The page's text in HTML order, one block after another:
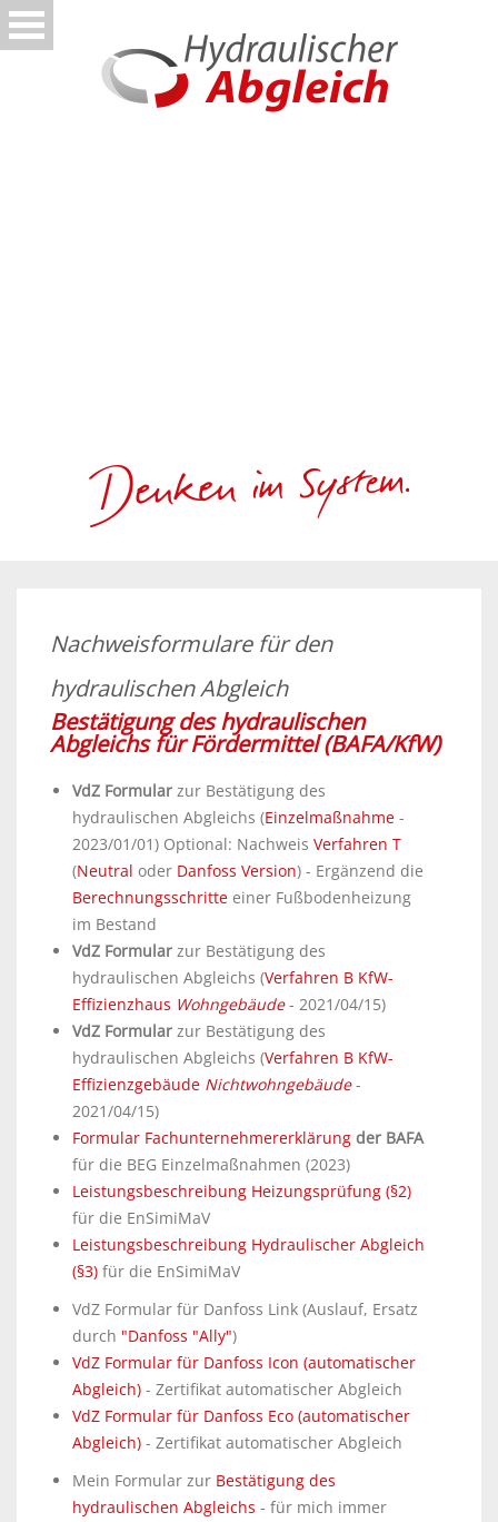
Nachweisformulare für den
hydraulischen Abgleich
Bestätigung des hydraulischen
Abgleichs für Fördermittel (BAFA/KfW)
VdZ Formular zur Bestätigung des
hydraulischen Abgleichs (Einzelmaßnahme -
2023/01/01) Optional: Nachweis Verfahren T
(Neutral oder Danfoss Version) - Ergänzend die
Berechnungsschritte einer Fußbodenheizung
im Bestand
VdZ Formular zur Bestätigung des
hydraulischen Abgleichs (Verfahren B KfW-
Effizienzhaus Wohngebäude- 2021/04/15)
VdZ Formular zur Bestätigung des
hydraulischen Abgleichs (Verfahren B KfW-
Effizienzgebäude Nichtwohngebäude-
2021/04/15)
Formular Fachunternehmererklärung der BAFA
für die BEG Einzelmaßnahmen (2023)
Leistungsbeschreibung Heizungsprüfung (§2)
für die EnSimiMaV
Leistungsbeschreibung Hydraulischer Abgleich
(§3) für die EnSimiMaV
VdZ Formular für Danfoss Link (Auslauf, Ersatz
durch "Danfoss "Ally")
VdZ Formular für Danfoss Icon (automatischer
Abgleich) - Zertifikat automatischer Abgleich
VdZ Formular für Danfoss Eco (automatischer
Abgleich) - Zertifikat automatischer Abgleich
Mein Formular zur Bestätigung des
hydraulischen Abgleichs - für mich immer